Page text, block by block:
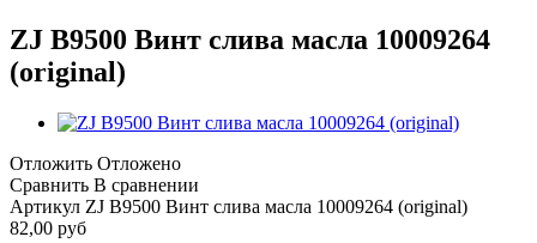
ZJ B9500 Винт слива масла 10009264
(original)
Отложить Отложено
Сравнить В сравнении
Артикул ZJ B9500 Винт слива масла 10009264 (original)
82,00 руб